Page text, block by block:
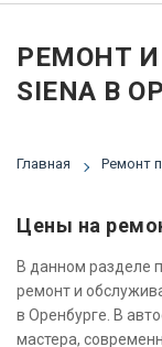
РЕМОНТ
SIENA В
Главная Ремонт
Цены на
В данном разделе
ремонт и
в Оренбурге. В
мастера,